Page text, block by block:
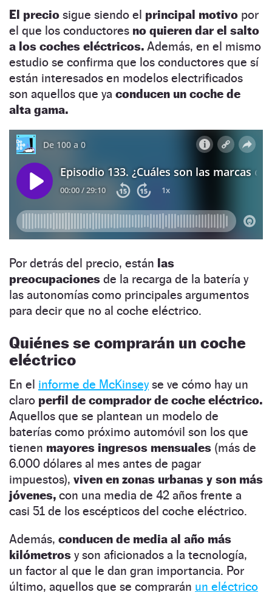
El precio sigue siendo el principal motivo por
el que los conductores no quieren dar el salto
a los coches eléctricos. Además, en el mismo
estudio se confirma que los conductores que sí
están interesados en modelos electrificados
son aquellos que ya conducen un coche de
alta gama.
Por detrás del precio, están las
preocupaciones de la recarga de la batería y
las autonomías como principales argumentos
para decir que no al coche eléctrico.
Quiénes se comprarán un coche
eléctrico
En el informe de McKinseyse ve cómo hay un
claro perfil de comprador de coche eléctrico.
Aquellos que se plantean un modelo de
baterías como próximo automóvil son los que
tienen mayores ingresos mensuales (más de
6.000 dólares al mes antes de pagar
impuestos), viven en zonas urbanas y son más
jóvenes, con una media de 42 años frente a
casi 51 de los escépticos del coche eléctrico.
Además, conducen de media al año más
kilómetros y son aficionados a la tecnología,
un factor al que le dan gran importancia. Por
último, aquellos que se comprarán un eléctrico